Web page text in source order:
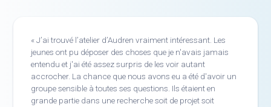
J’ai trouvé l’atelier d’Audren vraiment intéressant. Les
jeunes ont pu déposer des choses que je n'avais jamais
entendu et j'ai été assez surpris de les voir autant
accrocher. La chance que nous avons eu a été d'avoir un
groupe sensible à toutes ses questions. Ils étaient en
grande partie dans une recherche soit de projet soit